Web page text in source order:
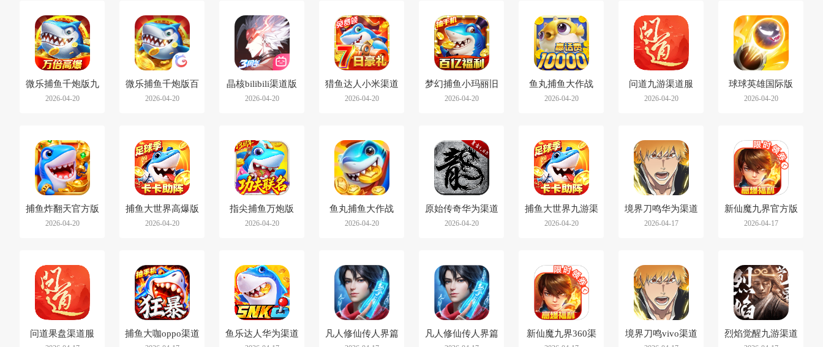
微乐捕鱼千炮版九
游渠道服
2026-04-20
微乐捕鱼千炮版百
度渠道服
2026-04-20
晶核bilibili渠道版
2026-04-20
猎鱼达人小米渠道
服
2026-04-20
梦幻捕鱼小玛丽旧
版
2026-04-20
鱼丸捕鱼大作战
oppo渠道服
2026-04-20
问道九游渠道服
2026-04-20
球球英雄国际版
(Orb Master)
2026-04-20
捕鱼炸翻天官方版
2026-04-20
捕鱼大世界高爆版
2026-04-20
指尖捕鱼万炮版
2026-04-20
鱼丸捕鱼大作战
360渠道服
2026-04-20
原始传奇华为渠道
服
2026-04-20
捕鱼大世界九游渠
道服
2026-04-20
境界刀鸣华为渠道
服
2026-04-17
新仙魔九界官方版
2026-04-17
问道果盘渠道服
捕鱼大咖oppo渠道
鱼乐达人华为渠道
凡人修仙传人界篇
凡人修仙传人界篇
新仙魔九界360渠
境界刀鸣vivo渠道
烈焰觉醒九游渠道